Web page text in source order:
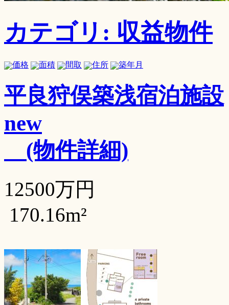
カテゴリ: 収益物件
価格 面積 間取 住所 築年月
平良狩俣築浅宿泊施設
new
(物件詳細)
12500万円
170.16m²